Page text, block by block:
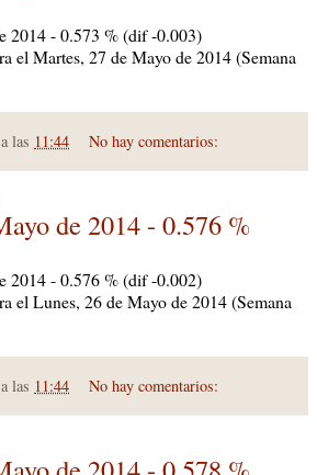
2014 - 0.573 % (dif -0.003)
el Martes, 27 de Mayo de 2014 (Semana
las 11:44 No hay comentarios:
de 2014 - 0.576 %
2014 - 0.576 % (dif -0.002)
el Lunes, 26 de Mayo de 2014 (Semana
las 11:44 No hay comentarios: